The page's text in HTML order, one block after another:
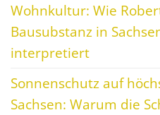
Wohnkultur: Wie
Bausubstanz in
interpretiert
Sonnenschutz auf
Sachsen: Warum die